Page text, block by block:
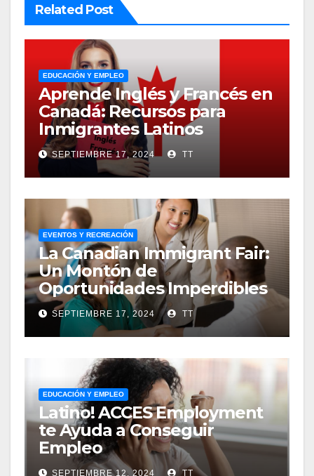
Related Post
EDUCACIÓN Y EMPLEO
Aprende Inglés y Francés en
Canadá: Recursos para
Inmigrantes Latinos
SEPTIEMBRE 17, 2024 TT
EVENTOS Y RECREACIÓN
La Canadian Immigrant Fair:
Un Montón de
Oportunidades Imperdibles
SEPTIEMBRE 17, 2024 TT
EDUCACIÓN Y EMPLEO
Latino! ACCES Employment
te Ayuda a Conseguir
Empleo
SEPTIEMBRE 12, 2024 TT